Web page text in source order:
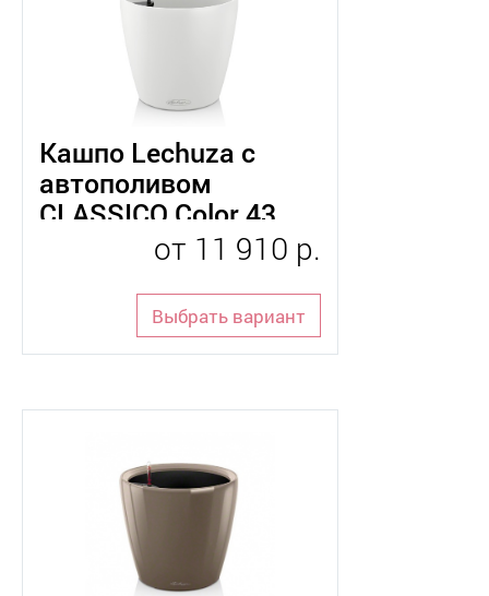
Кашпо Lechuza с
автополивом
CLASSICO Color 43
от 11 910 р.
Выбрать вариант